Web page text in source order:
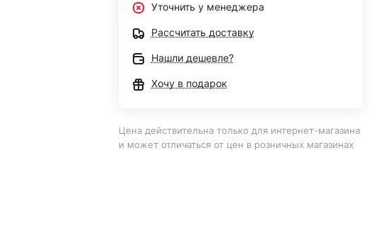
Уточнить у менеджера
Рассчитать доставку
Нашли дешевле?
Хочу в подарок
Цена действительна только для интернет-магазина
и может отличаться от цен в розничных магазинах